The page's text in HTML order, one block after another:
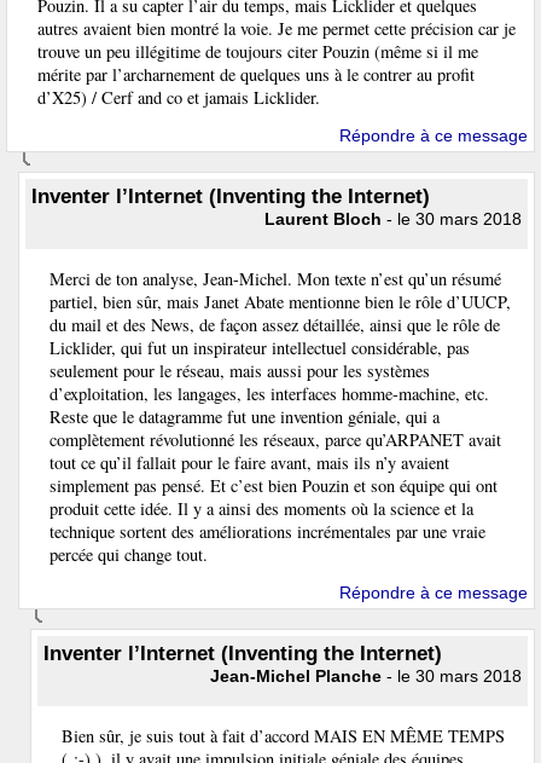
Pouzin. Il a su capter l’air du temps, mais Licklider et quelques
autres avaient bien montré la voie. Je me permet cette précision car je
trouve un peu illégitime de toujours citer Pouzin (même si il me
mérite par l’archarnement de quelques uns à le contrer au profit
d’X25) / Cerf and co et jamais Licklider.
Répondre à ce message
Inventer l’Internet (Inventing the Internet)
Laurent Bloch - le 30 mars 2018
Merci de ton analyse, Jean-Michel. Mon texte n’est qu’un résumé
partiel, bien sûr, mais Janet Abate mentionne bien le rôle d’UUCP,
du mail et des News, de façon assez détaillée, ainsi que le rôle de
Licklider, qui fut un inspirateur intellectuel considérable, pas
seulement pour le réseau, mais aussi pour les systèmes
d’exploitation, les langages, les interfaces homme-machine, etc.
Reste que le datagramme fut une invention géniale, qui a
complètement révolutionné les réseaux, parce qu’ARPANET avait
tout ce qu’il fallait pour le faire avant, mais ils n’y avaient
simplement pas pensé. Et c’est bien Pouzin et son équipe qui ont
produit cette idée. Il y a ainsi des moments où la science et la
technique sortent des améliorations incrémentales par une vraie
percée qui change tout.
Répondre à ce message
Inventer l’Internet (Inventing the Internet)
Jean-Michel Planche - le 30 mars 2018
Bien sûr, je suis tout à fait d’accord MAIS EN MÊME TEMPS
( :-) ), il y avait une impulsion initiale géniale des équipes